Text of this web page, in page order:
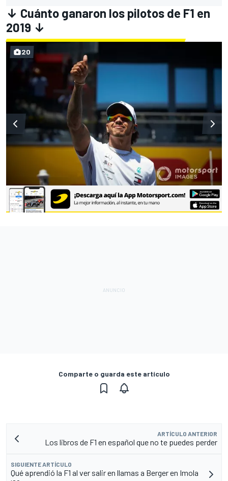
↓ Cuánto ganaron los pilotos de F1 en
2019 ↓
20
Comparte o guarda este artículo
ARTÍCULO ANTERIOR
Los libros de F1 en español que no te puedes perder
SIGUIENTE ARTÍCULO
Qué aprendió la F1 al ver salir en llamas a Berger en Imola